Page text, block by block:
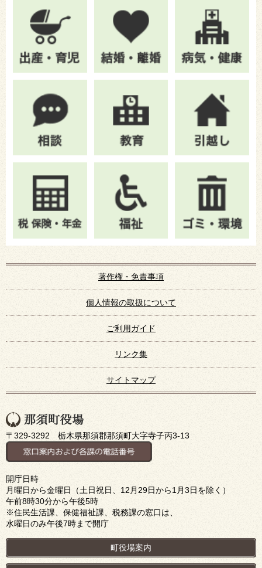
著作権・免責事項
個人情報の取扱について
ご利用ガイド
リンク集
サイトマップ
〒329-3292 栃木県那須郡那須町大字寺子丙3-13
開庁日時
月曜日から金曜日（土日祝日、12月29日から1月3日を除く）
午前8時30分から午後5時
※住民生活課、保健福祉課、税務課の窓口は、
水曜日のみ午後7時まで開庁
町役場案内